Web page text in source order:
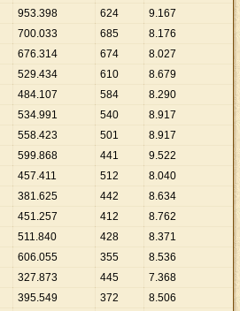
953.398 624 9.167
700.033 685 8.176
676.314 674 8.027
529.434 610 8.679
484.107 584 8.290
534.991 540 8.917
558.423 501 8.917
599.868 441 9.522
457.411 512 8.040
381.625 442 8.634
451.257 412 8.762
511.840 428 8.371
606.055 355 8.536
327.873 445 7.368
395.549 372 8.506